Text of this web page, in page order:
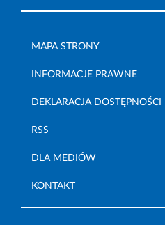
MAPA STRONY
INFORMACJE PRAWNE
DEKLARACJA DOSTĘPNOŚCI
RSS
DLA MEDIÓW
KONTAKT